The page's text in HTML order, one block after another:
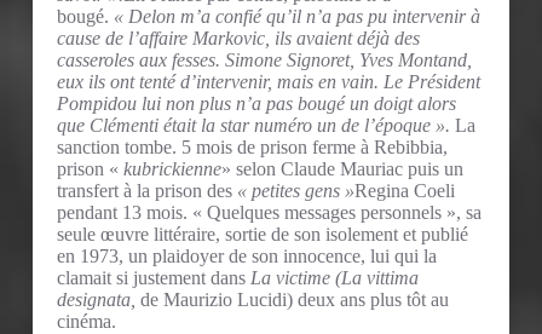
bougé. « Delon m’a confié qu’il n’a pas pu intervenir à
cause de l’affaire Markovic, ils avaient déjà des
casseroles aux fesses. Simone Signoret, Yves Montand,
eux ils ont tenté d’intervenir, mais en vain. Le Président
Pompidou lui non plus n’a pas bougé un doigt alors
que Clémenti était la star numéro un de l’époque ». La
sanction tombe. 5 mois de prison ferme à Rebibbia,
prison « kubrickienne» selon Claude Mauriac puis un
transfert à la prison des « petites gens »Regina Coeli
pendant 13 mois. « Quelques messages personnels », sa
seule œuvre littéraire, sortie de son isolement et publié
en 1973, un plaidoyer de son innocence, lui qui la
clamait si justement dans La victime (La vittima
designata, de Maurizio Lucidi) deux ans plus tôt au
cinéma.